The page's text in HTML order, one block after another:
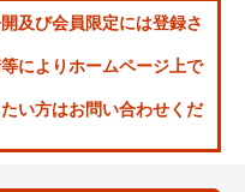
及び会員限定には登録さ
によりホームページ上で
い方はお問い合わせくだ